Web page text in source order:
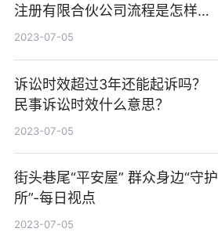
注册有限合伙公司流程是怎样
的？ 世界快消息
2023-07-05
诉讼时效超过3年还能起诉吗？
民事诉讼时效什么意思？
2023-07-05
街头巷尾“平安屋” 群众身边“守护
所”-每日视点
2023-07-05